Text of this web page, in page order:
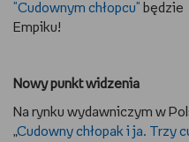
"Cudownym chłopcu" będzie
Empiku!
Nowy punkt widzenia
Na rynku wydawniczym w
„Cudowny chłopak i ja. Trzy